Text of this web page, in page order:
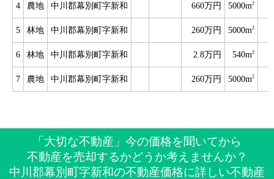
4 農地 中川郡幕別町字新和 660万円 5000m2
5 林地 中川郡幕別町字新和 260万円 5000m2
6 林地 中川郡幕別町字新和 2.8万円 540m2
7 農地 中川郡幕別町字新和 260万円 5000m2
「大切な不動産」今の価格を聞いてから
不動産を売却するかどうか考えませんか？
中川郡幕別町字新和の不動産価格に詳しい不動産